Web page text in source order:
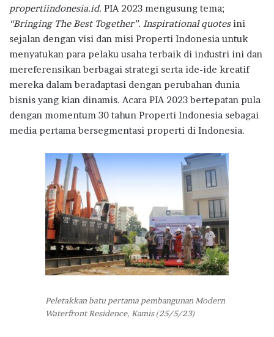
propertiindonesia.id. PIA 2023 mengusung tema;
“Bringing The Best Together”. Inspirational quotesini
sejalan dengan visi dan misi Properti Indonesia untuk
menyatukan para pelaku usaha terbaik di industri ini dan
mereferensikan berbagai strategi serta ide-ide kreatif
mereka dalam beradaptasi dengan perubahan dunia
bisnis yang kian dinamis. Acara PIA 2023 bertepatan pula
dengan momentum 30 tahun Properti Indonesia sebagai
media pertama bersegmentasi properti di Indonesia.
Peletakkan batu pertama pembangunan Modern
Waterfront Residence, Kamis (25/5/23)